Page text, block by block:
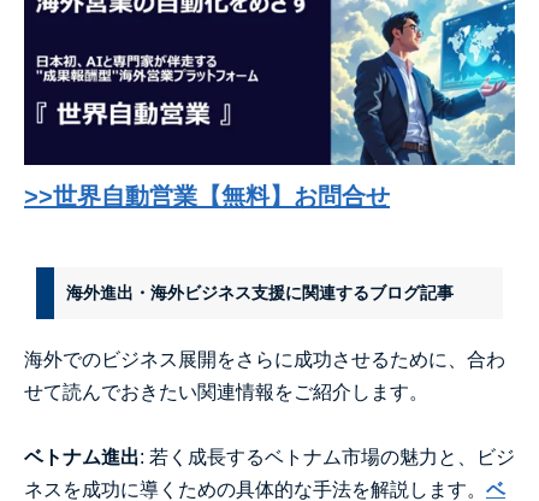
>>世界自動営業【無料】お問合せ
海外進出・海外ビジネス支援に関連するブログ記事
海外でのビジネス展開をさらに成功させるために、合わ
せて読んでおきたい関連情報をご紹介します。
ベトナム進出: 若く成長するベトナム市場の魅力と、ビジ
ネスを成功に導くための具体的な手法を解説します。 ベ